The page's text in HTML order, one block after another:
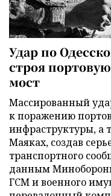
Удар по
строя
мост
Массированный
к поражению
инфраструктуры, а
Маяках, создав
транспортного
данным
ГСМ и военного